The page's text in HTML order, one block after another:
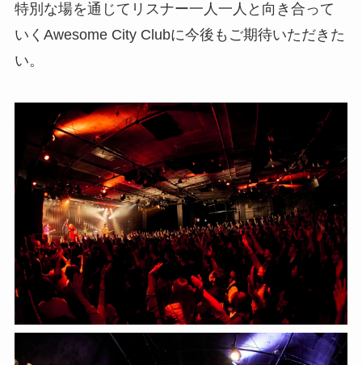
特別な場を通じてリスナー一人一人と向き合って
いくAwesome City Clubに今後もご期待いただきた
い。